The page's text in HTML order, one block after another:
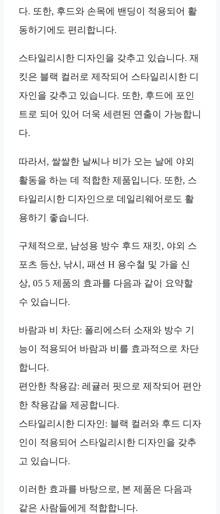
다. 또한, 후드와 손목에 밴딩이 적용되어 활
동하기에도 편리합니다.
스타일리시한 디자인을 갖추고 있습니다. 재
킷은 블랙 컬러로 제작되어 스타일리시한 디
자인을 갖추고 있습니다. 또한, 후드에 포인
트로 되어 있어 더욱 세련된 연출이 가능합니
다.
따라서, 쌀쌀한 날씨나 비가 오는 날에 야외
활동을 하는 데 적합한 제품입니다. 또한, 스
타일리시한 디자인으로 데일리웨어로도 활
용하기 좋습니다.
구체적으로, 남성용 방수 후드 재킷, 야외 스
포츠 등산, 낚시, 패션 H 용수철 및 가을 신
상, 05 5 제품의 효과를 다음과 같이 요약할
수 있습니다.
바람과 비 차단: 폴리에스터 소재와 방수 기
능이 적용되어 바람과 비를 효과적으로 차단
합니다.
편안한 착용감: 레귤러 핏으로 제작되어 편안
한 착용감을 제공합니다.
스타일리시한 디자인: 블랙 컬러와 후드 디자
인이 적용되어 스타일리시한 디자인을 갖추
고 있습니다.
이러한 효과를 바탕으로, 본 제품은 다음과
같은 사람들에게 적합합니다.